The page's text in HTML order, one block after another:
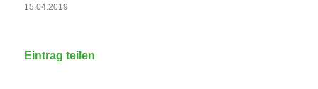
15.04.2019
Eintrag teilen